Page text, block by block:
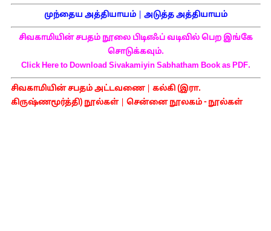
முந்தைய அத்தியாயம்| அடுத்த அத்தியாயம்
சிவகாமியின் சபதம் நூலை பிடிஎஃப் வடிவில் பெற இங்கே
சொடுக்கவும்.
Click Here to Download Sivakamiyin Sabhatham Book as PDF.
சிவகாமியின் சபதம் அட்டவணை| கல்கி (இரா.
கிருஷ்ணமூர்த்தி) நூல்கள்| சென்னை நூலகம் - நூல்கள்